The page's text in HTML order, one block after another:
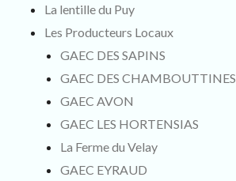
La lentille du Puy
Les Producteurs Locaux
GAEC DES SAPINS
GAEC DES CHAMBOUTTINES
GAEC AVON
GAEC LES HORTENSIAS
La Ferme du Velay
GAEC EYRAUD